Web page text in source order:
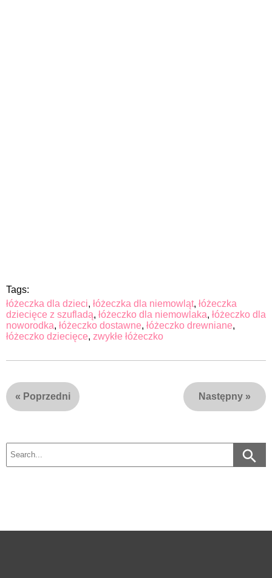
Tags:
łóżeczka dla dzieci, łóżeczka dla niemowląt, łóżeczka
dziecięce z szufladą, łóżeczko dla niemowlaka, łóżeczko dla
noworodka, łóżeczko dostawne, łóżeczko drewniane,
łóżeczko dziecięce, zwykłe łóżeczko
« Poprzedni Następny »